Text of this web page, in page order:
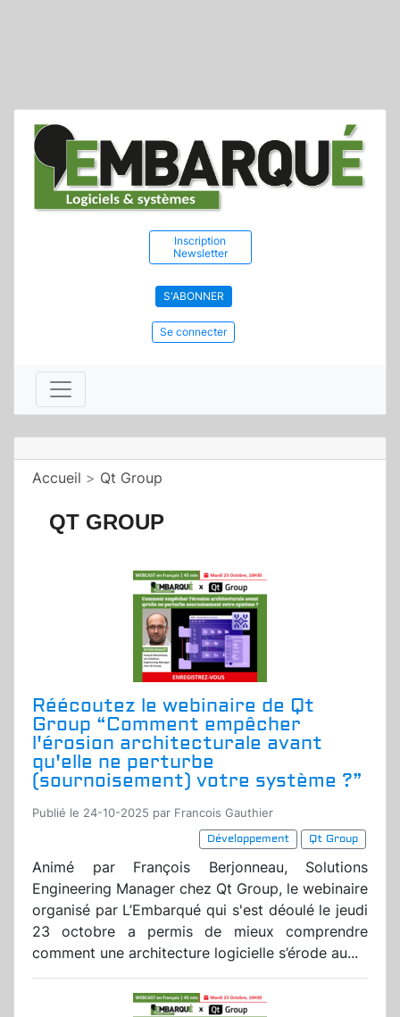
Inscription
Newsletter
S'ABONNER
Se connecter
Accueil > Qt Group
QT GROUP
Réécoutez le webinaire de Qt
Group “Comment empêcher
l'érosion architecturale avant
qu'elle ne perturbe
(sournoisement) votre système ?”
Publié le 24-10-2025 par Francois Gauthier
Développement
Qt Group
Animé par François Berjonneau, Solutions
Engineering Manager chez Qt Group, le webinaire
organisé par L’Embarqué qui s'est déoulé le jeudi
23 octobre a permis de mieux comprendre
comment une architecture logicielle s’érode au...